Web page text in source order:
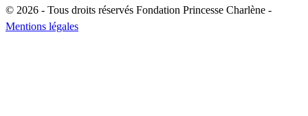
© 2026 - Tous droits réservés Fondation Princesse Charlène -
Mentions légales